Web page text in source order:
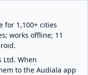
for 1,100+ cities
works offline; 11
Ltd. When
to the Audiala app